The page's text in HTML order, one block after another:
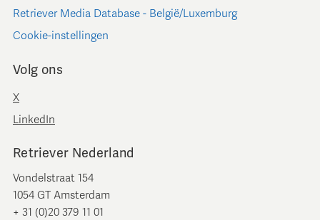
Retriever Media Database - België/Luxemburg
Cookie-instellingen
Volg ons
X
LinkedIn
Retriever Nederland
Vondelstraat 154
1054 GT Amsterdam
+ 31 (0)20 379 11 01